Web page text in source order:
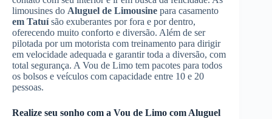
limousines do Aluguel de Limousine para casamento
em Tatuísão exuberantes por fora e por dentro,
oferecendo muito conforto e diversão. Além de ser
pilotada por um motorista com treinamento para dirigir
em velocidade adequada e garantir toda a diversão, com
total segurança. A Vou de Limo tem pacotes para todos
os bolsos e veículos com capacidade entre 10 e 20
pessoas.
Realize seu sonho com a Vou de Limo com Aluguel